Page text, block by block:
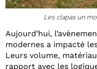
Les clapas un
Aujourd’hui,
modernes a impacté
Leurs volume,
rapport avec les